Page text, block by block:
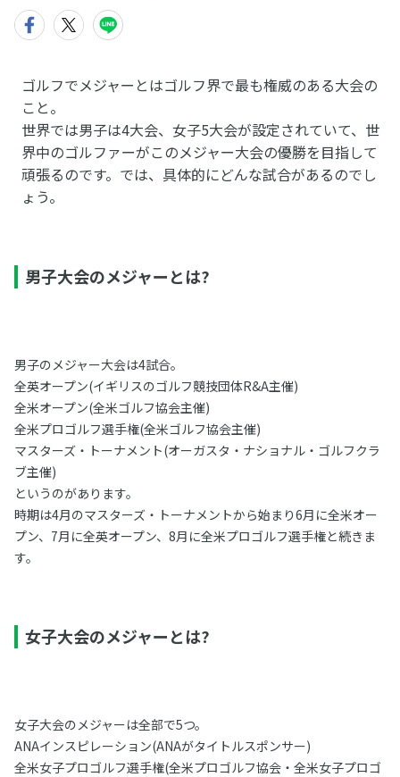
ゴルフでメジャーとはゴルフ界で最も権威のある大会の
こと。
世界では男子は4大会、女子5大会が設定されていて、世
界中のゴルファーがこのメジャー大会の優勝を目指して
頑張るのです。では、具体的にどんな試合があるのでし
ょう。
男子大会のメジャーとは?
男子のメジャー大会は4試合。
全英オープン(イギリスのゴルフ競技団体R&A主催)
全米オープン(全米ゴルフ協会主催)
全米プロゴルフ選手権(全米ゴルフ協会主催)
マスターズ・トーナメント(オーガスタ・ナショナル・ゴルフクラ
ブ主催)
というのがあります。
時期は4月のマスターズ・トーナメントから始まり6月に全米オー
プン、7月に全英オープン、8月に全米プロゴルフ選手権と続きま
す。
女子大会のメジャーとは?
女子大会のメジャーは全部で5つ。
ANAインスピレーション(ANAがタイトルスポンサー)
全米女子プロゴルフ選手権(全米プロゴルフ協会・全米女子プロゴ